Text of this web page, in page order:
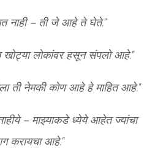
नाही – ती जे आहे ते घेते.”
खोट्या लोकांवर हसून संपलो आहे.”
ती नेमकी कोण आहे हे माहित आहे.”
नाहीये – माझ्याकडे ध्येये आहेत ज्यांचा
करायचा आहे.”